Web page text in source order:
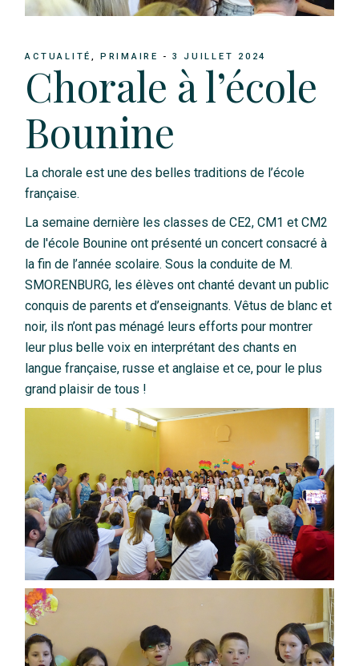
ACTUALITÉ PRIMAIRE 3 JUILLET 2024
Chorale à l’école
Bounine
La chorale est une des belles traditions de l’école
française.
La semaine dernière les classes de CE2, CM1 et CM2
de l'école Bounine ont présenté un concert consacré à
la fin de l’année scolaire. Sous la conduite de M.
SMORENBURG, les élèves ont chanté devant un public
conquis de parents et d’enseignants. Vêtus de blanc et
noir, ils n’ont pas ménagé leurs efforts pour montrer
leur plus belle voix en interprétant des chants en
langue française, russe et anglaise et ce, pour le plus
grand plaisir de tous !